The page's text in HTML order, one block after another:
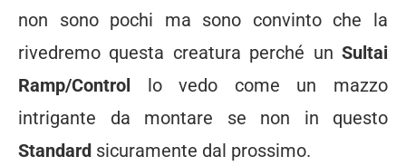
non sono pochi ma sono convinto che la
rivedremo questa creatura perché un Sultai
Ramp/Control lo vedo come un mazzo
intrigante da montare se non in questo
Standard sicuramente dal prossimo.